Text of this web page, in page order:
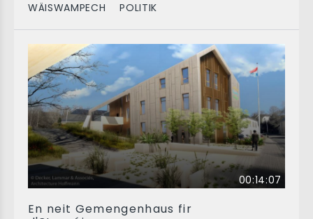
WÄISWAMPECH POLITIK
00:14:07
En neit Gemengenhaus fir